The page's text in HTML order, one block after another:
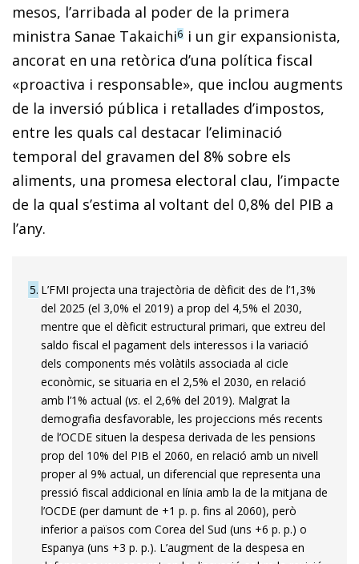
mesos, l’arribada al poder de la primera
ministra Sanae Takaichi6 i un gir expansionista,
ancorat en una retòrica d’una política fiscal
«proactiva i responsable», que inclou augments
de la inversió pública i retallades d’impostos,
entre les quals cal destacar l’eliminació
temporal del gravamen del 8% sobre els
aliments, una promesa electoral clau, l’impacte
de la qual s’estima al voltant del 0,8% del PIB a
l’any.
5 L’FMI projecta una trajectòria de dèficit des de l’1,3%
del 2025 (el 3,0% el 2019) a prop del 4,5% el 2030,
mentre que el dèficit estructural primari, que extreu del
saldo fiscal el pagament dels interessos i la variació
dels components més volàtils associada al cicle
econòmic, se situaria en el 2,5% el 2030, en relació
amb l’1% actual (vs. el 2,6% del 2019). Malgrat la
demografia desfavorable, les projeccions més recents
de l’OCDE situen la despesa derivada de les pensions
prop del 10% del PIB el 2060, en relació amb un nivell
proper al 9% actual, un diferencial que representa una
pressió fiscal addicional en línia amb la de la mitjana de
l’OCDE (per damunt de +1 p. p. fins al 2060), però
inferior a països com Corea del Sud (uns +6 p. p.) o
Espanya (uns +3 p. p.). L’augment de la despesa en